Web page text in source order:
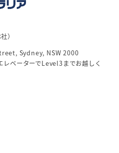
）
Sydney, NSW 2000
ベーターでLevel3までお越しく